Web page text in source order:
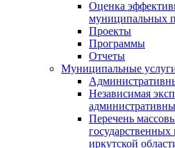
Оценка
муниципальных
Проекты
Программы
Отчеты
Муниципальные
Независимая
Перечень
иркутской